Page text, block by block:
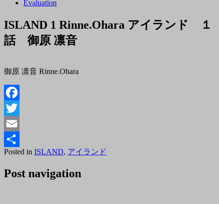
Evaluation
ISLAND 1 Rinne.Ohara アイランド １
話 御原 凛音
御原 凛音 Rinne.Ohara
Facebook
Twitter
Email
共
有
Posted
2018
年
Posted in ISLAND, アイランド
Post navigation